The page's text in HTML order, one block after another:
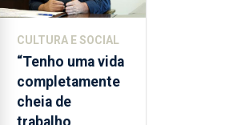
CULTURA E SOCIAL
“Tenho uma vida
completamente
cheia de
trabalho,